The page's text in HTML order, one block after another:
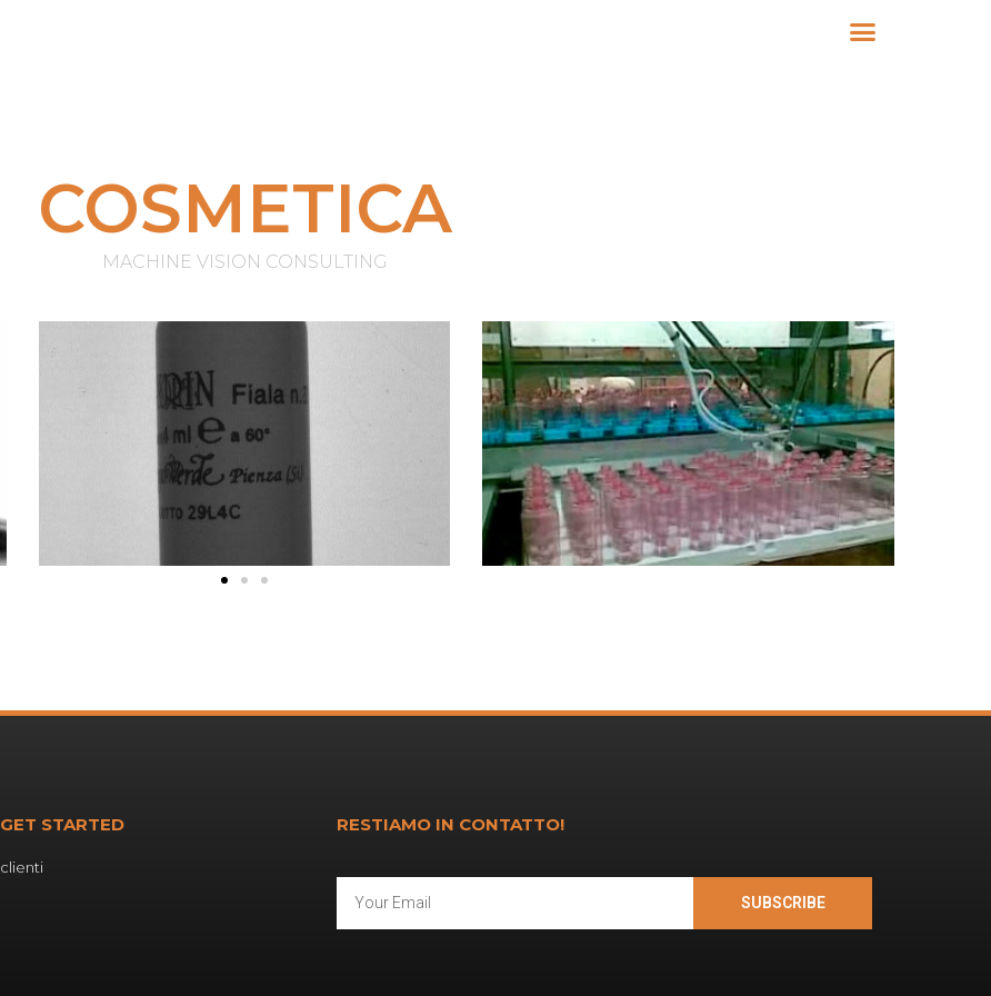
COSMETICA
MACHINE VISION CONSULTING
GET STARTED
clienti
RESTIAMO IN CONTATTO!
SUBSCRIBE